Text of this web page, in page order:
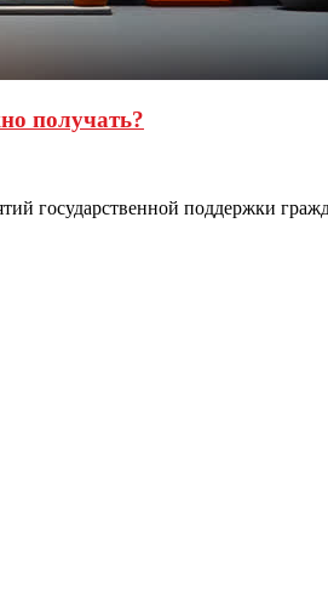
получать?
государственной поддержки